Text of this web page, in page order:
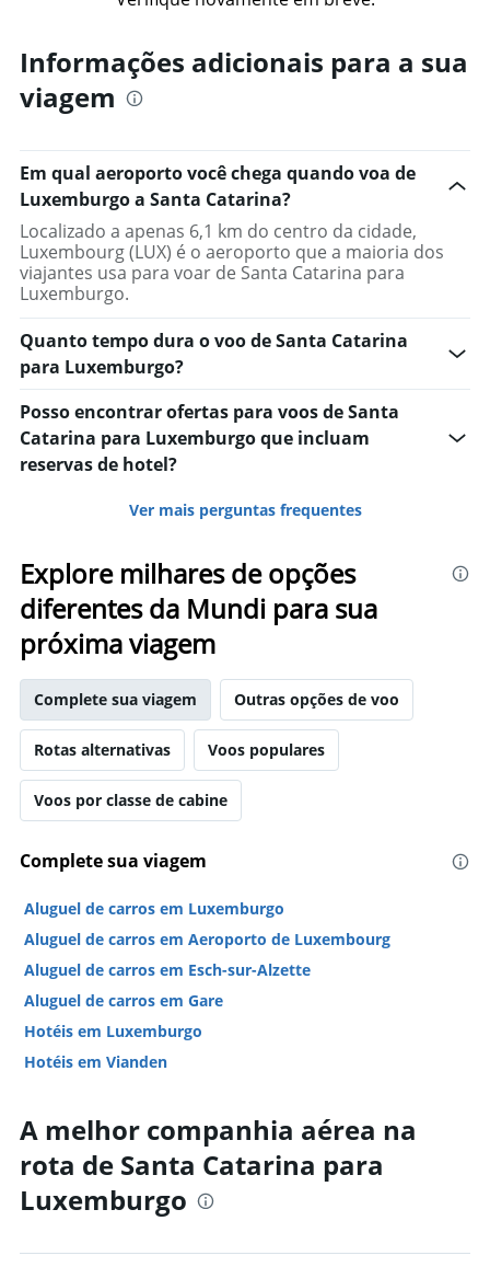
Informações adicionais para a sua
viagem
Em qual aeroporto você chega quando voa de
Luxemburgo a Santa Catarina?
Localizado a apenas 6,1 km do centro da cidade,
Luxembourg (LUX) é o aeroporto que a maioria dos
viajantes usa para voar de Santa Catarina para
Luxemburgo.
Quanto tempo dura o voo de Santa Catarina
para Luxemburgo?
Posso encontrar ofertas para voos de Santa
Catarina para Luxemburgo que incluam
reservas de hotel?
Ver mais perguntas frequentes
Explore milhares de opções
diferentes da Mundi para sua
próxima viagem
Complete sua viagem Outras opções de voo
Rotas alternativas Voos populares
Voos por classe de cabine
Complete sua viagem
Aluguel de carros em Luxemburgo
Aluguel de carros em Aeroporto de Luxembourg
Aluguel de carros em Esch-sur-Alzette
Aluguel de carros em Gare
Hotéis em Luxemburgo
Hotéis em Vianden
A melhor companhia aérea na
rota de Santa Catarina para
Luxemburgo